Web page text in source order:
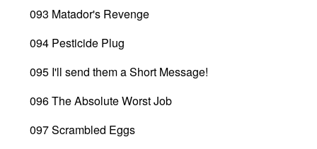
093 Matador's Revenge
094 Pesticide Plug
095 I'll send them a Short Message!
096 The Absolute Worst Job
097 Scrambled Eggs